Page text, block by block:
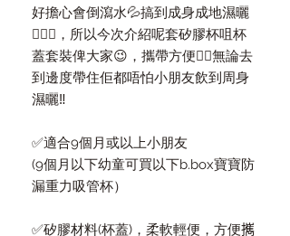
好擔心會倒瀉水💦搞到成身成地濕曬
🤦🏼‍♀️，所以今次介紹呢套矽膠杯咀杯
蓋套裝俾大家😉，攜帶方便👍🏻無論去
到邊度帶住佢都唔怕小朋友飲到周身
濕曬‼️
✅適合9個月或以上小朋友
(9個月以下幼童可買以下b.box寶寶防
漏重力吸管杯）
✅矽膠材料(杯蓋)，柔軟輕便，方便𢹂